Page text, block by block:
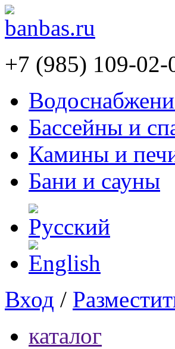
+7 (985) 109-02-
Бассейны и
Камины и
Бани и сауны
Вход /
каталог